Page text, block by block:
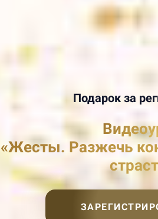
Подарок за
«Жесты. Разжечь